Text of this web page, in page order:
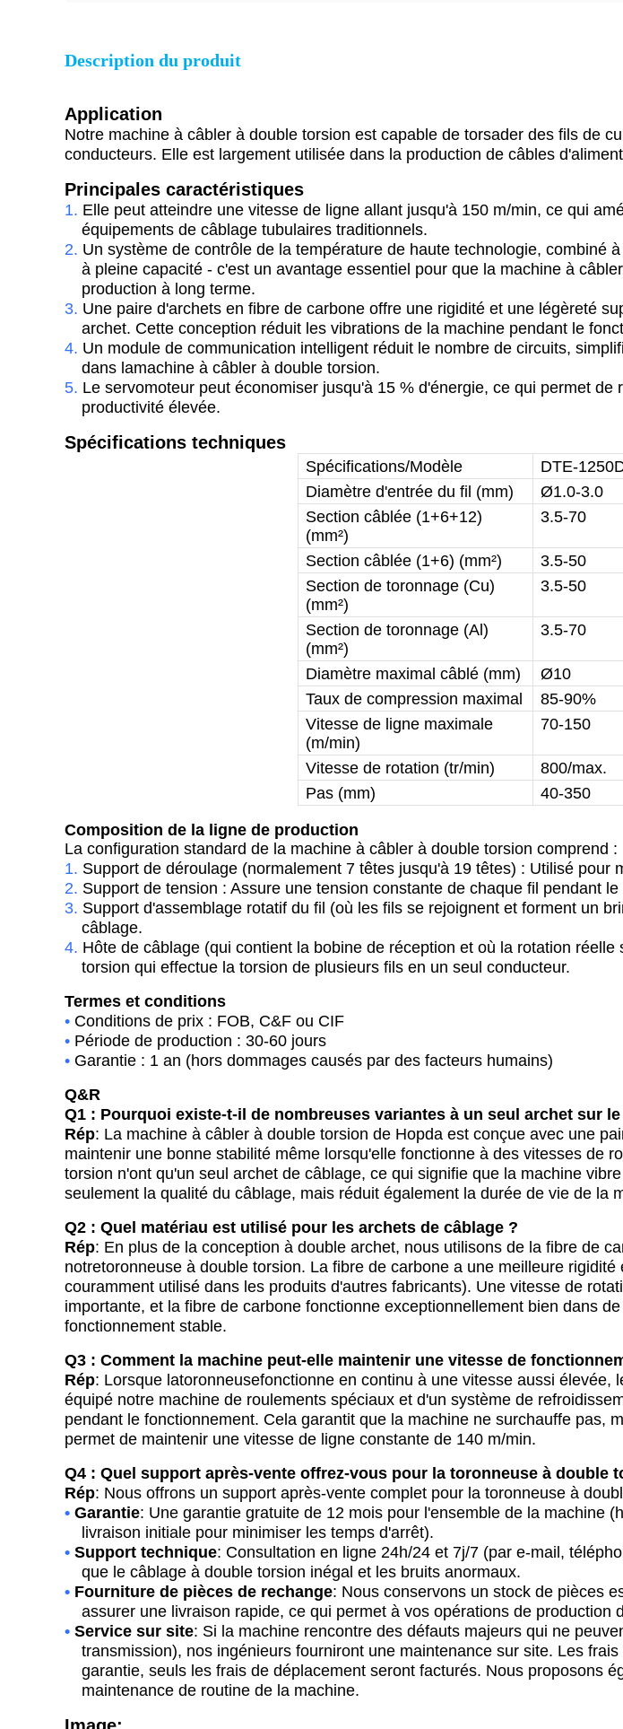
Description du produit
Application
Notre machine à câbler à double torsion est capable de torsader des fils de
conducteurs. Elle est largement utilisée dans la production de câbles
Principales caractéristiques
1. Elle peut atteindre une vitesse de ligne allant jusqu'à 150 m/min, ce qui
équipements de câblage tubulaires traditionnels.
2. Un système de contrôle de la température de haute technologie,
à pleine capacité - c'est un avantage essentiel pour que la machine à
production à long terme.
3. Une paire d'archets en fibre de carbone offre une rigidité et une légèreté
archet. Cette conception réduit les vibrations de la machine pendant le
4. Un module de communication intelligent réduit le nombre de circuits,
dans lamachine à câbler à double torsion.
5. Le servomoteur peut économiser jusqu'à 15 % d'énergie, ce qui permet
productivité élevée.
Spécifications techniques
Spécifications/Modèle DTE-
Diamètre d'entrée du fil (mm)
Ø1.0-3.0
Section câblée (1+6+12)
(mm²)
3.5-70
Section câblée (1+6) (mm²) 3.5-50
Section de toronnage (Cu)
(mm²)
3.5-50
Section de toronnage (Al)
(mm²)
3.5-70
Diamètre maximal câblé (mm) Ø10
Taux de compression maximal
85-90%
Vitesse de ligne maximale
(m/min)
70-150
Vitesse de rotation (tr/min) 800/max.
Pas (mm)
40-350
Composition de la ligne de production
La configuration standard de la machine à câbler à double torsion comprend :
1. Support de déroulage (normalement 7 têtes jusqu'à 19 têtes) : Utilisé
2. Support de tension : Assure une tension constante de chaque fil pendant
3. Support d'assemblage rotatif du fil (où les fils se rejoignent et forment un
câblage.
4. Hôte de câblage (qui contient la bobine de réception et où la rotation
torsion qui effectue la torsion de plusieurs fils en un seul conducteur.
Termes et conditions
• Conditions de prix : FOB, C&F ou CIF
• Période de production : 30-60 jours
• Garantie : 1 an (hors dommages causés par des facteurs humains)
Q&R
Q1 : Pourquoi existe-t-il de nombreuses variantes à un seul archet sur
Rép: La machine à câbler à double torsion de Hopda est conçue avec une
maintenir une bonne stabilité même lorsqu'elle fonctionne à des vitesses de
torsion n'ont qu'un seul archet de câblage, ce qui signifie que la machine
seulement la qualité du câblage, mais réduit également la durée de vie de la
Q2 : Quel matériau est utilisé pour les archets de câblage ?
Rép: En plus de la conception à double archet, nous utilisons de la fibre de
notretoronneuse à double torsion. La fibre de carbone a une meilleure
couramment utilisé dans les produits d'autres fabricants). Une vitesse de
importante, et la fibre de carbone fonctionne exceptionnellement bien dans
fonctionnement stable.
Q3 : Comment la machine peut-elle maintenir une vitesse de
Rép: Lorsque latoronneusefonctionne en continu à une vitesse aussi élevée,
équipé notre machine de roulements spéciaux et d'un système de
pendant le fonctionnement. Cela garantit que la machine ne surchauffe pas,
permet de maintenir une vitesse de ligne constante de 140 m/min.
Q4 : Quel support après-vente offrez-vous pour la toronneuse à double
Rép: Nous offrons un support après-vente complet pour la toronneuse à
• Garantie: Une garantie gratuite de 12 mois pour l'ensemble de la machine
livraison initiale pour minimiser les temps d'arrêt).
• Support technique: Consultation en ligne 24h/24 et 7j/7 (par e-mail,
que le câblage à double torsion inégal et les bruits anormaux.
• Fourniture de pièces de rechange: Nous conservons un stock de pièces
assurer une livraison rapide, ce qui permet à vos opérations de production
• Service sur site: Si la machine rencontre des défauts majeurs qui ne
transmission), nos ingénieurs fourniront une maintenance sur site. Les
garantie, seuls les frais de déplacement seront facturés. Nous proposons
maintenance de routine de la machine.